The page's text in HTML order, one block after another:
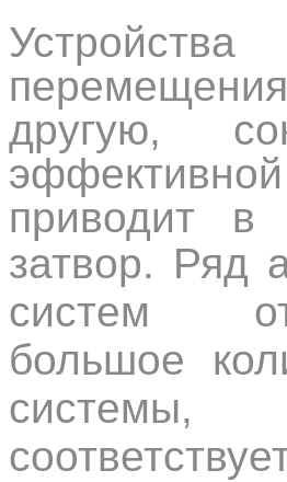
другую,
приводит в
затвор. Ряд
систем
большое
системы,